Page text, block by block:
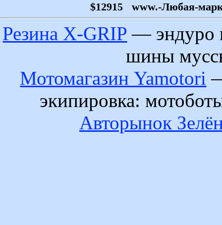
$12915
www.-Любая-
Резина X-GRIP — эндуро
шины
Мотомагазин Yamotori
экипировка:
Авторынок